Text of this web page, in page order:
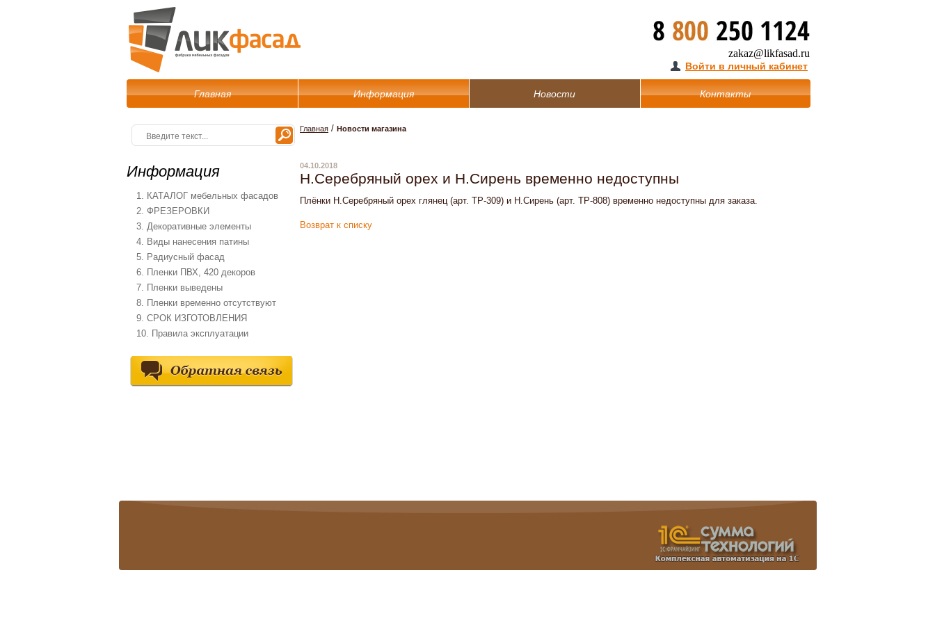
zakaz@likfasad.ru
Войти в личный кабинет
Главная Информация Новости Контакты
Информация
1. КАТАЛОГ мебельных фасадов
2. ФРЕЗЕРОВКИ
3. Декоративные элементы
4. Виды нанесения патины
5. Радиусный фасад
6. Пленки ПВХ, 420 декоров
7. Пленки выведены
8. Пленки временно отсутствуют
9. СРОК ИЗГОТОВЛЕНИЯ
10. Правила эксплуатации
Главная / Новости магазина
04.10.2018
Н.Серебряный орех и Н.Сирень временно недоступны
Плёнки Н.Серебряный орех глянец (арт. ТР-309) и Н.Сирень (арт. ТР-808) временно недоступны для заказа.
Возврат к списку